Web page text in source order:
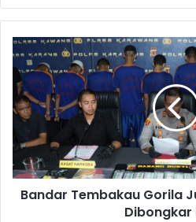
Bandar
Tembakau
Gorila
Jualan
di
Media
Sosial,
Dibongkar
Polisi
Bandar Tembakau Gorila
Dibongkar